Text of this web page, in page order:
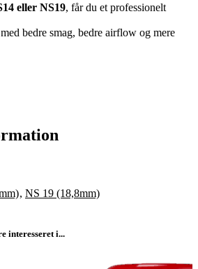
eller NS19, får du et professionelt
bedre smag, bedre airflow og mere
, NS 19 (18,8mm)
interesseret i...